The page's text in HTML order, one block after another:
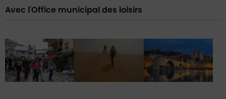
Avec l'Office municipal des loisirs